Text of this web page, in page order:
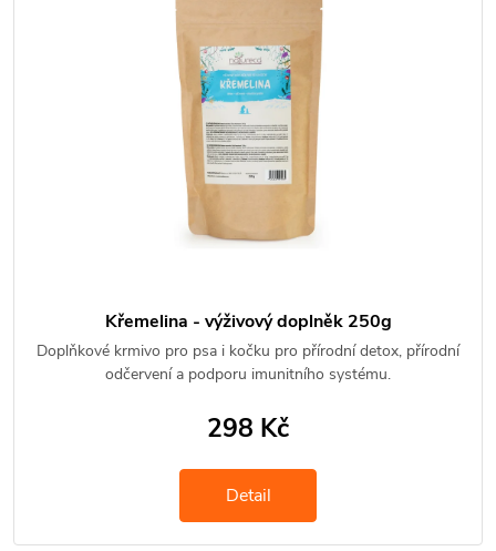
Křemelina - výživový doplněk 250g
Doplňkové krmivo pro psa i kočku pro přírodní detox, přírodní
odčervení a podporu imunitního systému.
298 Kč
Detail